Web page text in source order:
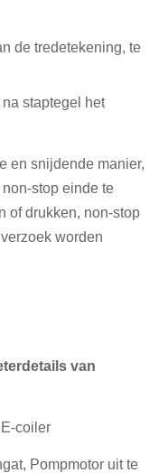
de tredetekening, te
staptegel het
en snijdende manier,
stop einde te
of drukken, non-stop
worden
van
coiler
Pompmotor uit te